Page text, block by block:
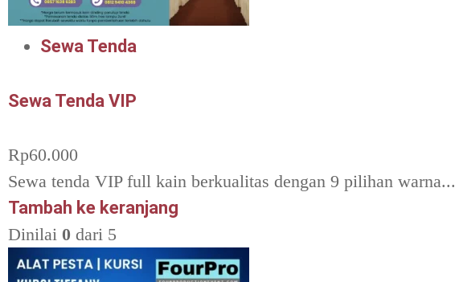
Sewa Tenda
Sewa Tenda VIP
Rp60.000
Sewa tenda VIP full kain berkualitas dengan 9 pilihan warna...
Tambah ke keranjang
Dinilai 0 dari 5